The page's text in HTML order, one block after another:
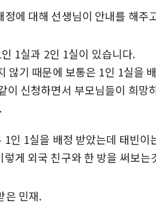
1실과 2인 1실이 있습니다.
않기 때문에 보통은 1인 1실을
이 신청하면서 부모님들이 희망
1인 1실을 배정 받았는데 태빈
게 외국 친구와 한 방을 써보